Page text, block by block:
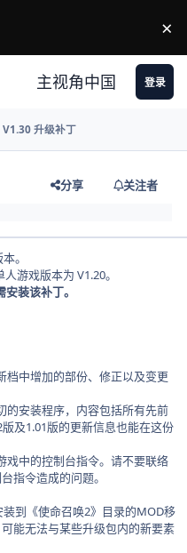
×
主视角中国 登录
V1.30 升级补丁
分享
关注者
。
游戏版本为 V1.20。
装该补丁。
档中增加的部份、修正以及变更
的安装程序，内容包括所有先前
及1.01版的更新信息也能在这份
戏中的控制台指令。请不要联络
指令造成的问题。
到《使命召唤2》目录的MOD移
能无法与某些升级包内的新要素